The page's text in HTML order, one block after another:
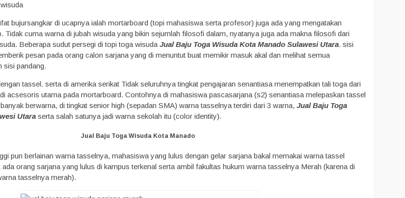
bujursangkar di ucapnya ialah mortarboard (topi mahasiswa serta profesor) juga ada yang mengatakan
Tidak cuma warna di jubah wisuda yang bikin sejumlah filosofi dalam, nyatanya juga ada makna filosofi dari
Beberapa sudut persegi di topi toga wisudaJual Baju Toga Wisuda Kota Manado Sulawesi Utara. sisi
pesan pada orang calon sarjana yang di menuntut buat memikir masuk akal dan melihat semua
sisi pandang.
tassel. serta di amerika serikat Tidak seluruhnya tingkat pengajaran senantiasa menempatkan tali toga dari
acsesoris utama pada mortarboard. Contohnya di mahasiswa pascasarjana (s2) senantiasa melepaskan tassel
berwarna, di tingkat senior high (sepadan SMA) warna tasselnya terdiri dari 3 warna,Jual Baju Toga
Utara serta salah satunya jadi warna sekolah itu (color identity).
Jual Baju Toga Wisuda Kota Manado
pun berlainan warna tasselnya, mahasiswa yang lulus dengan gelar sarjana bakal memakai warna tassel
orang sarjana yang lulus di kampus terkenal serta ambil fakultas hukum warna tasselnya Merah (karena di
tasselnya merah).